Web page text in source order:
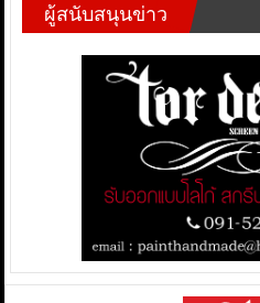
ผู้สนับสนุนข่าว